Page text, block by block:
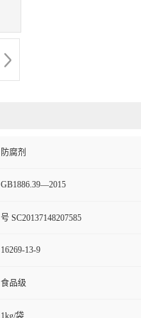
防腐剂
GB1886.39—2015
号 SC20137148207585
16269-13-9
食品级
1kg/袋